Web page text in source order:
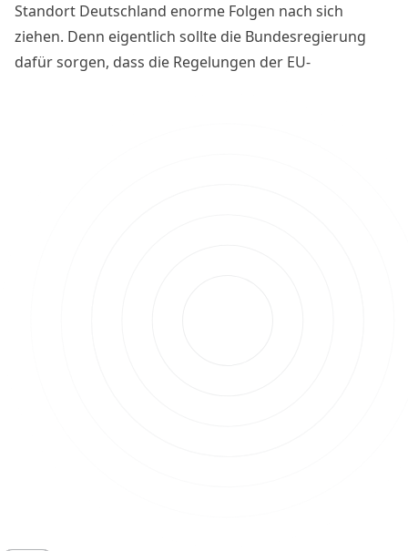
Standort Deutschland enorme Folgen nach sich
ziehen. Denn eigentlich sollte die Bundesregierung
dafür sorgen, dass die Regelungen der EU-